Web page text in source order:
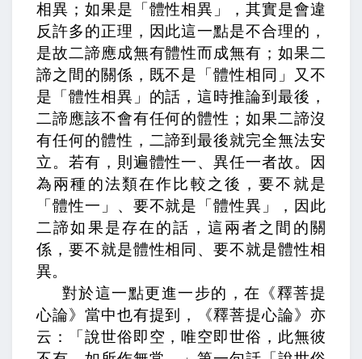
相異；如果是「體性相異」，其實是會違
反許多的正理，因此這一點是不合理的，
是故二諦應成無有體性而成無有； 如果二
諦之間的關係，既不是「體性相同」又不
是「體性相異」的話，這時推論到最後，
二諦應該不會有任何的體性；如果二諦沒
有任何的體性，二諦到最後就完全無法安
立。 若有，則遍體性一、異任一者故。
因
為兩種的法類在作比較之後，要不就是
「體性一」、要不就是「體性異」，因此
二諦如果是存在的話，這兩者之間的關
係，要不就是體性相同、要不就是體性相
異。
對於這一點更進一步的，在《釋菩提
心論》當中也有提到，
《釋菩提心論》亦
云：「說世俗即空，唯空即世俗，此無彼